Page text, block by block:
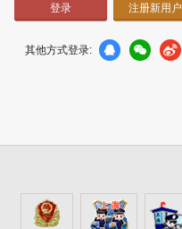
注册新用户
其他方式登录: